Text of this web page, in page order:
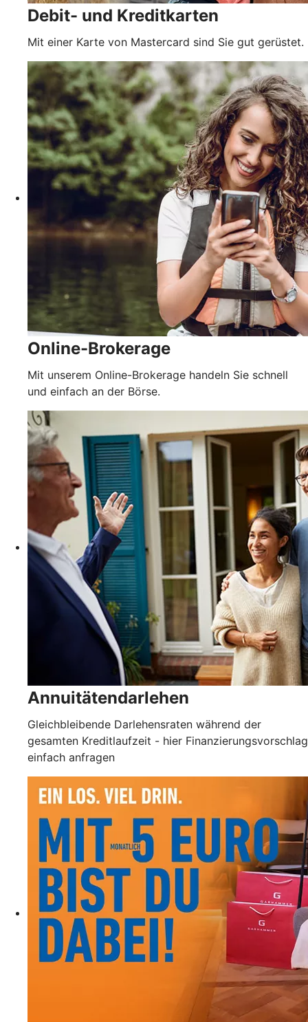
Debit- und Kreditkarten
Mit einer Karte von Mastercard sind Sie gut gerüstet.
Online-Brokerage
Mit unserem Online-Brokerage handeln Sie schnell
und einfach an der Börse.
Annuitätendarlehen
Gleichbleibende Darlehensraten während der
gesamten Kreditlaufzeit - hier Finanzierungsvorschlag
einfach anfragen